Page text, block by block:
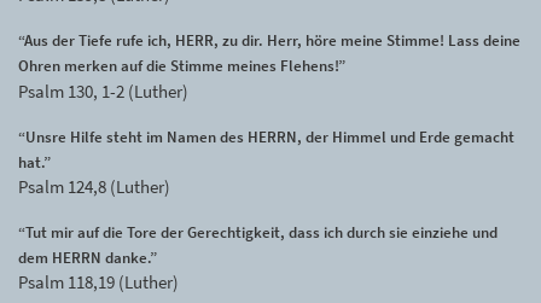
“Aus der Tiefe rufe ich, HERR, zu dir. Herr, höre meine Stimme! Lass deine
Ohren merken auf die Stimme meines Flehens!”
Psalm 130, 1-2 (Luther)
“Unsre Hilfe steht im Namen des HERRN, der Himmel und Erde gemacht
hat.”
Psalm 124,8 (Luther)
“Tut mir auf die Tore der Gerechtigkeit, dass ich durch sie einziehe und
dem HERRN danke.”
Psalm 118,19 (Luther)